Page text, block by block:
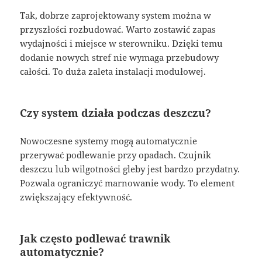
Tak, dobrze zaprojektowany system można w
przyszłości rozbudować. Warto zostawić zapas
wydajności i miejsce w sterowniku. Dzięki temu
dodanie nowych stref nie wymaga przebudowy
całości. To duża zaleta instalacji modułowej.
Czy system działa podczas deszczu?
Nowoczesne systemy mogą automatycznie
przerywać podlewanie przy opadach. Czujnik
deszczu lub wilgotności gleby jest bardzo przydatny.
Pozwala ograniczyć marnowanie wody. To element
zwiększający efektywność.
Jak często podlewać trawnik
automatycznie?